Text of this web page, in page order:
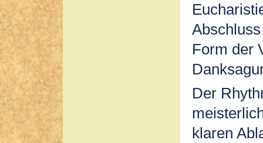
Form der
Der
klaren